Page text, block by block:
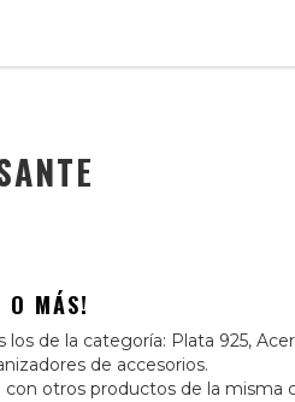
O MÁS!
de la categoría: Plata 925,
de accesorios.
otros productos de la misma